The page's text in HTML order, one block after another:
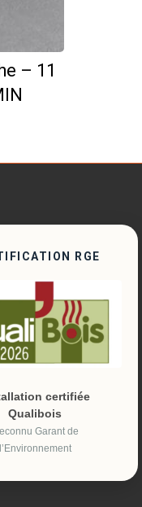
– 11
RGE
certifiée
Qualibois
Garant de
l’Environnement